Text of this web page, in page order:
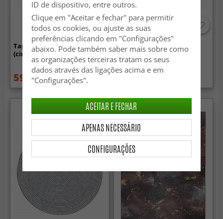
Tapete redondo - Gombalia
(cinza)
59.99 € 84.99 €
Tapete redondo - Megara
(cinza)
ID de dispositivo, entre outros.
Clique em "Aceitar e fechar" para permitir
todos os cookies, ou ajuste as suas
preferências clicando em "Configurações"
abaixo. Pode também saber mais sobre como
as organizações terceiras tratam os seus
dados através das ligações acima e em
"Configurações".
CONFIGURAÇÕES
APENAS NECESSÁRIO
ACEITAR E FECHAR